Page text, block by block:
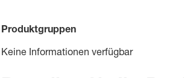
Produktgruppen
Keine Informationen verfügbar